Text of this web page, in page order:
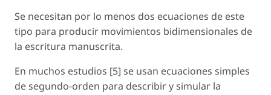
Se necesitan por lo menos dos ecuaciones de este
tipo para producir movimientos bidimensionales de
la escritura manuscrita.
En muchos estudios [5] se usan ecuaciones simples
de segundo-orden para describir y simular la